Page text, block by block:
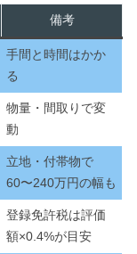
備考
手間と時間はかか
る
物量・間取りで変
動
立地・付帯物で
60〜240万円の幅も
登録免許税は評価
額×0.4%が目安